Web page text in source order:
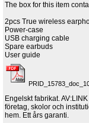
The box for this item
2pcs True wireless
Power-case
USB charging cable
Spare earbuds
User guide
Engelskt fabrikat.
företag, skolor och
hem. Ett års garanti.